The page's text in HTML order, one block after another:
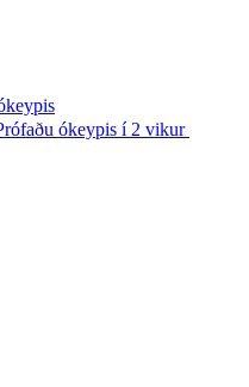
ókeypis í 2 vikur